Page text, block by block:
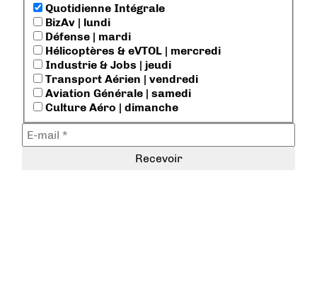
Quotidienne Intégrale
BizAv | lundi
Défense | mardi
Hélicoptères & eVTOL | mercredi
Industrie & Jobs | jeudi
Transport Aérien | vendredi
Aviation Générale | samedi
Culture Aéro | dimanche